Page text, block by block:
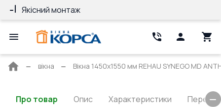
Якісний монтаж
Головна
вікна Вікна 1450x1550 мм REHAU SYNEGO MD
Про товар Опис Характеристики